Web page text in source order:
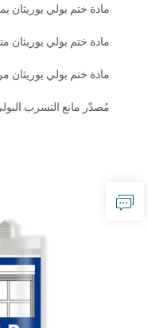
مادة ختم بولي يوريثان
مادة ختم بولي يوريثان
مادة ختم بولي يوريثان
مُصدّر مانع التسرب